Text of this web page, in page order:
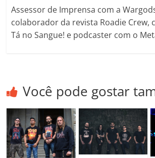
Assessor de Imprensa com a
colaborador da revista Roadie Crew,
Tá no Sangue! e podcaster com o
Você pode gostar